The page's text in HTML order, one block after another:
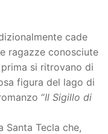
cade
ragazze conosciute
si ritrovano di
figura del lago di
“Il Sigillo di
Santa Tecla che,